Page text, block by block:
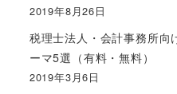
2019年8月26日
税理士法人・会計事務所
ーマ5選（有料・無料）
2019年3月6日